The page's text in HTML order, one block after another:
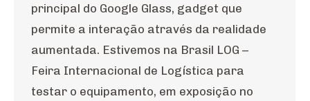
principal do Google Glass, gadget que
permite a interação através da realidade
aumentada. Estivemos na Brasil LOG –
Feira Internacional de Logística para
testar o equipamento, em exposição no